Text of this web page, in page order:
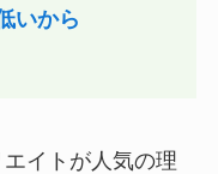
いから
イトが人気の理